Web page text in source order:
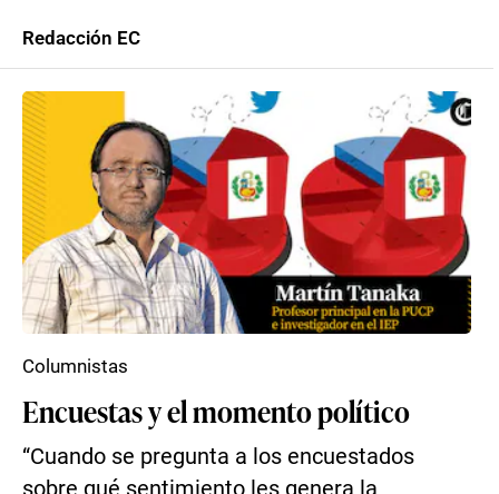
Redacción EC
Encuestas y el momento político
“Cuando se pregunta a los encuestados
Columnistas